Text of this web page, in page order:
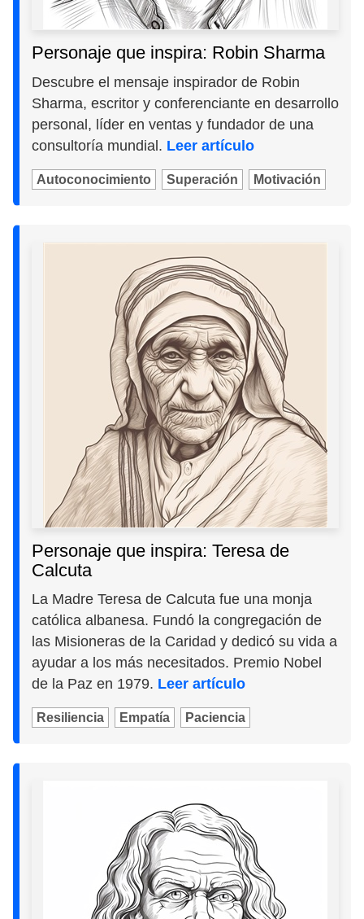
Personaje que inspira: Robin Sharma
Descubre el mensaje inspirador de Robin
Sharma, escritor y conferenciante en desarrollo
personal, líder en ventas y fundador de una
consultoría mundial. Leer artículo
Autoconocimiento Superación Motivación
Personaje que inspira: Teresa de
Calcuta
La Madre Teresa de Calcuta fue una monja
católica albanesa. Fundó la congregación de
las Misioneras de la Caridad y dedicó su vida a
ayudar a los más necesitados. Premio Nobel
de la Paz en 1979. Leer artículo
Resiliencia Empatía Paciencia